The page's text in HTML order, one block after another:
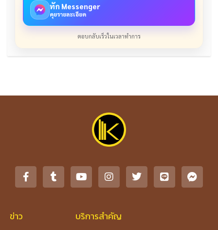
ทัก Messenger
คุยรายละเอียด
ตอบกลับเร็วในเวลาทำการ
ข่าว บริการสำคัญ